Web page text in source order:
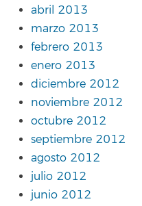
abril 2013
marzo 2013
febrero 2013
enero 2013
diciembre 2012
noviembre 2012
octubre 2012
septiembre 2012
agosto 2012
julio 2012
junio 2012